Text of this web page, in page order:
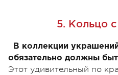
5. Кольцо
В коллекции
обязательно должны
Этот удивительный по